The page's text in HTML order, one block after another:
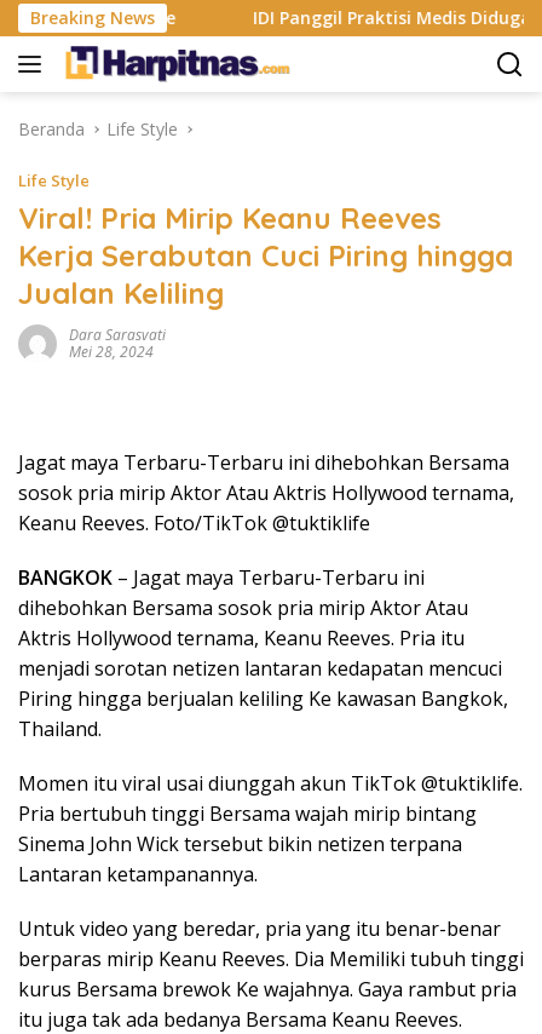
Langsung
ke
konten
Breaking News
App Store IDI Panggil Praktisi Medis Diduga Hina
Beranda Life Style
Life Style
Viral! Pria Mirip Keanu Reeves
Kerja Serabutan Cuci Piring hingga
Jualan Keliling
Dara Sarasvati
Mei 28, 2024
Jagat maya Terbaru-Terbaru ini dihebohkan Bersama
sosok pria mirip Aktor Atau Aktris Hollywood ternama,
Keanu Reeves. Foto/TikTok @tuktiklife
BANGKOK – Jagat maya Terbaru-Terbaru ini
dihebohkan Bersama sosok pria mirip Aktor Atau
Aktris Hollywood ternama, Keanu Reeves. Pria itu
menjadi sorotan netizen lantaran kedapatan mencuci
Piring hingga berjualan keliling Ke kawasan Bangkok,
Thailand.
Momen itu viral usai diunggah akun TikTok @tuktiklife.
Pria bertubuh tinggi Bersama wajah mirip bintang
Sinema John Wick tersebut bikin netizen terpana
Lantaran ketampanannya.
Untuk video yang beredar, pria yang itu benar-benar
berparas mirip Keanu Reeves. Dia Memiliki tubuh tinggi
kurus Bersama brewok Ke wajahnya. Gaya rambut pria
itu juga tak ada bedanya Bersama Keanu Reeves.